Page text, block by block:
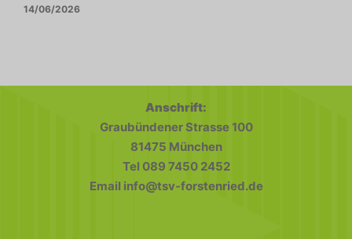
14/06/2026
Anschrift:
Graubündener Strasse 100
81475 München
Tel 089 7450 2452
Email info@tsv-forstenried.de